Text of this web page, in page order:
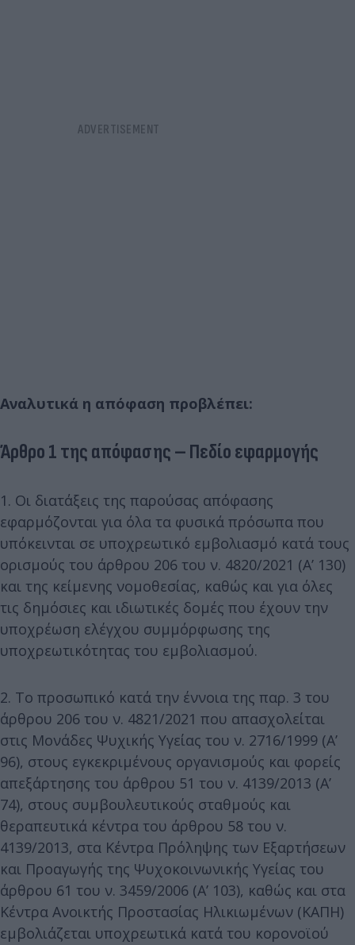
Αναλυτικά η απόφαση προβλέπει:
Άρθρο 1 της απόφασης – Πεδίο εφαρμογής
1. Οι διατάξεις της παρούσας απόφασης
εφαρμόζονται για όλα τα φυσικά πρόσωπα που
υπόκεινται σε υποχρεωτικό εμβολιασμό κατά τους
ορισμούς του άρθρου 206 του ν. 4820/2021 (Α’ 130)
και της κείμενης νομοθεσίας, καθώς και για όλες
τις δημόσιες και ιδιωτικές δομές που έχουν την
υποχρέωση ελέγχου συμμόρφωσης της
υποχρεωτικότητας του εμβολιασμού.
2. Το προσωπικό κατά την έννοια της παρ. 3 του
άρθρου 206 του ν. 4821/2021 που απασχολείται
στις Μονάδες Ψυχικής Υγείας του ν. 2716/1999 (Α’
96), στους εγκεκριμένους οργανισμούς και φορείς
απεξάρτησης του άρθρου 51 του ν. 4139/2013 (Α’
74), στους συμβουλευτικούς σταθμούς και
θεραπευτικά κέντρα του άρθρου 58 του ν.
4139/2013, στα Κέντρα Πρόληψης των Εξαρτήσεων
και Προαγωγής της Ψυχοκοινωνικής Υγείας του
άρθρου 61 του ν. 3459/2006 (Α’ 103), καθώς και στα
Κέντρα Ανοικτής Προστασίας Ηλικιωμένων (ΚΑΠΗ)
εμβολιάζεται υποχρεωτικά κατά του κορονοϊού